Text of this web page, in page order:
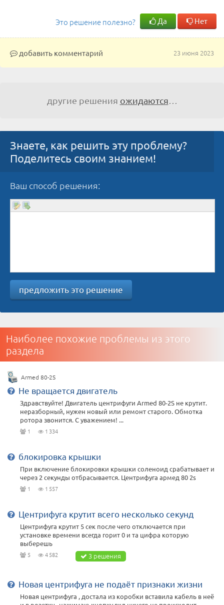
Это решение полезно? Да Нет
23 июня 2023
добавить комментарий
другие решения ожидаются
Знаете, как решить эту проблему?
Поделитесь своим знанием!
Ваш способ решения:
предложить это решение
Наиболее похожие проблемы из этого
раздела
Armed 80-2S
Не вращается двигатель
Здравствуйте! Двигатель центрифуги Armed 80-2S не крутит.
неразборный, нужен новый или ремонт старого. Обмотка
ротора звонится. С уважением! ...
1 1 334
блокировка крышки
При включение блокировки крышки соленоид срабатывает и
через 2 секунды отбрасывается. Центрифуга армед 80 2s
1 1 557
Центрифуга крутит всего несколько секунд
Центрифуга крутит 5 сек после чего отключается при
установке времени всегда горит 0 и та цифра которую
выберешь
5 4 582 3 решения
Новая центрифуга не подаёт признаки жизни
Новая центрифуга , достала из коробки вставила кабель в неё